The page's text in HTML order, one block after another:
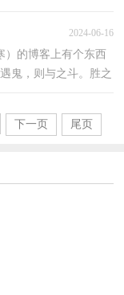
2024-06-16
）的博客上有个东西
鬼，则与之斗。胜之
下一页 尾页